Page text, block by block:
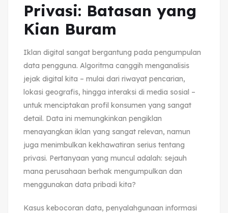
Privasi: Batasan yang
Kian Buram
Iklan digital sangat bergantung pada pengumpulan
data pengguna. Algoritma canggih menganalisis
jejak digital kita – mulai dari riwayat pencarian,
lokasi geografis, hingga interaksi di media sosial –
untuk menciptakan profil konsumen yang sangat
detail. Data ini memungkinkan pengiklan
menayangkan iklan yang sangat relevan, namun
juga menimbulkan kekhawatiran serius tentang
privasi. Pertanyaan yang muncul adalah: sejauh
mana perusahaan berhak mengumpulkan dan
menggunakan data pribadi kita?
Kasus kebocoran data, penyalahgunaan informasi